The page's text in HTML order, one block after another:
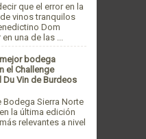
que el error en la
vinos tranquilos
Dom
una de las ...
bodega
el Challenge
Du Vin de Burdeos
Bodega Sierra Norte
la última edición
relevantes a nivel